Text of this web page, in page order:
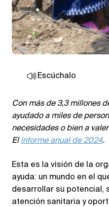
Escúchalo
Con más de 3,3 millones
ayudado a miles de
necesidades o bien a
El informe anual de 2024.
Esta es la visión de la
ayuda: un mundo en el
desarrollar su potencial,
atención sanitaria y